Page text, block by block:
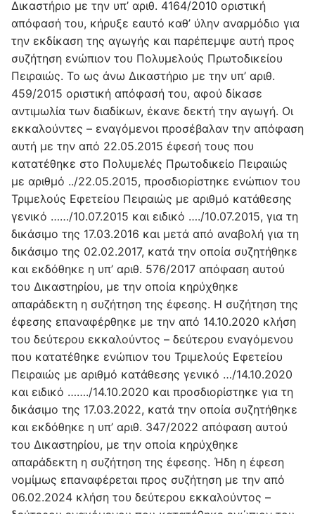
Δικαστήριο με την υπ’ αριθ. 4164/2010 οριστική
απόφασή του, κήρυξε εαυτό καθ’ ύλην αναρμόδιο για
την εκδίκαση της αγωγής και παρέπεμψε αυτή προς
συζήτηση ενώπιον του Πολυμελούς Πρωτοδικείου
Πειραιώς. Το ως άνω Δικαστήριο με την υπ’ αριθ.
459/2015 οριστική απόφασή του, αφού δίκασε
αντιμωλία των διαδίκων, έκανε δεκτή την αγωγή. Οι
εκκαλούντες – εναγόμενοι προσέβαλαν την απόφαση
αυτή με την από 22.05.2015 έφεσή τους που
κατατέθηκε στο Πολυμελές Πρωτοδικείο Πειραιώς
με αριθμό ../22.05.2015, προσδιορίστηκε ενώπιον του
Τριμελούς Εφετείου Πειραιώς με αριθμό κατάθεσης
γενικό ……/10.07.2015 και ειδικό …./10.07.2015, για τη
δικάσιμο της 17.03.2016 και μετά από αναβολή για τη
δικάσιμο της 02.02.2017, κατά την οποία συζητήθηκε
και εκδόθηκε η υπ’ αριθ. 576/2017 απόφαση αυτού
του Δικαστηρίου, με την οποία κηρύχθηκε
απαράδεκτη η συζήτηση της έφεσης. Η συζήτηση της
έφεσης επαναφέρθηκε με την από 14.10.2020 κλήση
του δεύτερου εκκαλούντος – δεύτερου εναγόμενου
που κατατέθηκε ενώπιον του Τριμελούς Εφετείου
Πειραιώς με αριθμό κατάθεσης γενικό …/14.10.2020
και ειδικό ……./14.10.2020 και προσδιορίστηκε για τη
δικάσιμο της 17.03.2022, κατά την οποία συζητήθηκε
και εκδόθηκε η υπ’ αριθ. 347/2022 απόφαση αυτού
του Δικαστηρίου, με την οποία κηρύχθηκε
απαράδεκτη η συζήτηση της έφεσης. Ήδη η έφεση
νομίμως επαναφέρεται προς συζήτηση με την από
06.02.2024 κλήση του δεύτερου εκκαλούντος –